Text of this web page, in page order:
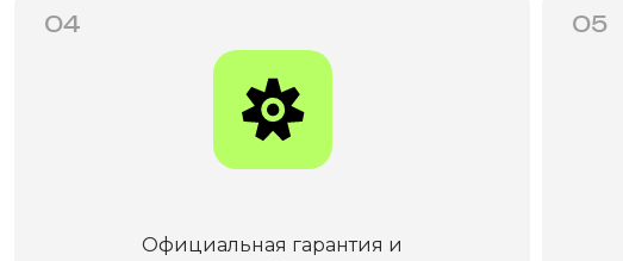
04
Официальная гарантия и
05